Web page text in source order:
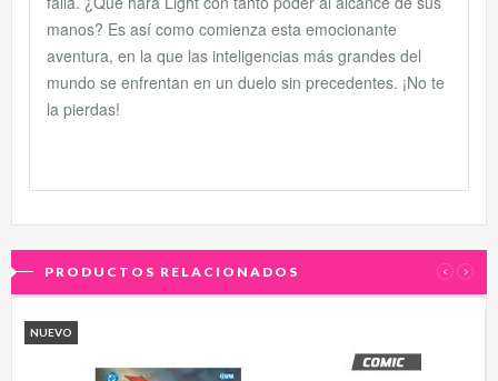
manos? Es así como comienza esta emocionante
aventura, en la que las inteligencias más grandes del
mundo se enfrentan en un duelo sin precedentes. ¡No te
la pierdas!
PRODUCTOS RELACIONADOS ‹ ›
NUEVO